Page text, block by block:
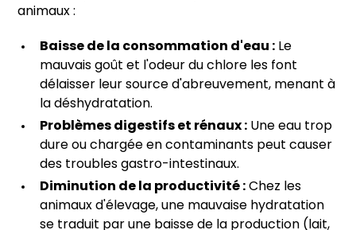
animaux :
Baisse de la consommation d'eau : Le
mauvais goût et l'odeur du chlore les font
délaisser leur source d'abreuvement, menant à
la déshydratation.
Problèmes digestifs et rénaux : Une eau trop
dure ou chargée en contaminants peut causer
des troubles gastro-intestinaux.
Diminution de la productivité : Chez les
animaux d'élevage, une mauvaise hydratation
se traduit par une baisse de la production (lait,